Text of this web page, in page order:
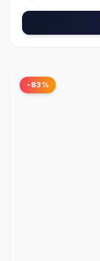
-83%